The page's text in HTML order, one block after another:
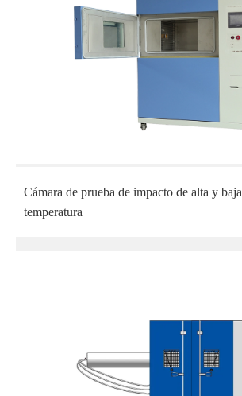
Cámara de prueba de impacto de alta y baja
temperatura